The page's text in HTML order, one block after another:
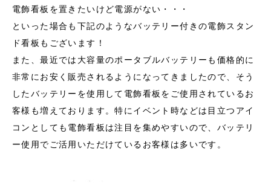
電飾看板を置きたいけど電源がない・・・
といった場合も下記のようなバッテリー付きの電飾スタン
ド看板もございます！
また、最近では大容量のポータブルバッテリーも価格的に
非常にお安く販売されるようになってきましたので、そう
したバッテリーを使用して電飾看板をご使用されているお
客様も増えております。特にイベント時などは目立つアイ
コンとしても電飾看板は注目を集めやすいので、バッテリ
ー使用でご活用いただけているお客様は多いです。